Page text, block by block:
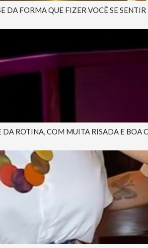
DA FORMA QUE FIZER VOCÊ SE
ROTINA, COM MUITA RISADA E BOA